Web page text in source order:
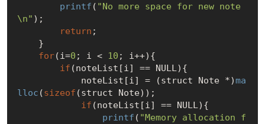
printf ( "No more space for new note
\n" );
return ;
for(i=0 ; i < 10 ; i++){
if (noteList[i] == NULL){
            noteList[i] = (struct Note *)
ma
lloc (sizeof (struct Note));
if (noteList[i] == NULL){
printf ( "Memory allocation f